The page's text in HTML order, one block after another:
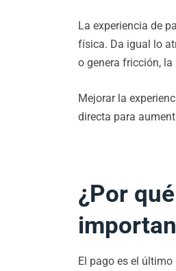
La experiencia de
física. Da igual lo
o genera fricción,
Mejorar la
directa para
¿Por
El pago es el